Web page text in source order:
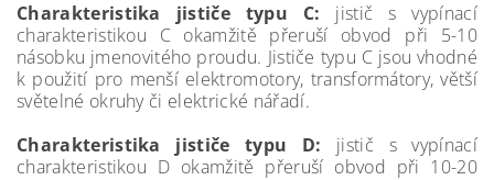
Charakteristika jističe typu C: jistič s vypínací
charakteristikou C okamžitě přeruší obvod při 5-10
násobku jmenovitého proudu. Jističe typu C jsou vhodné
k použití pro menší elektromotory, transformátory, větší
světelné okruhy či elektrické nářadí.
Charakteristika jističe typu D: jistič s vypínací
charakteristikou D okamžitě přeruší obvod při 10-20